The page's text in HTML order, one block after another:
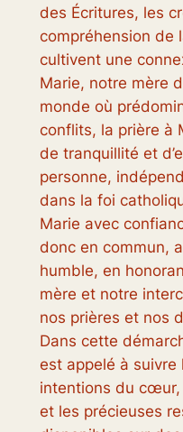
des Écritures, les
compréhension de
cultivent une
Marie, notre mère
monde où
conflits, la prière à
de tranquillité et
personne,
dans la foi
Marie avec
donc en commun,
humble, en
mère et notre
nos prières et nos
Dans cette
est appelé à
intentions du cœur,
et les précieuses